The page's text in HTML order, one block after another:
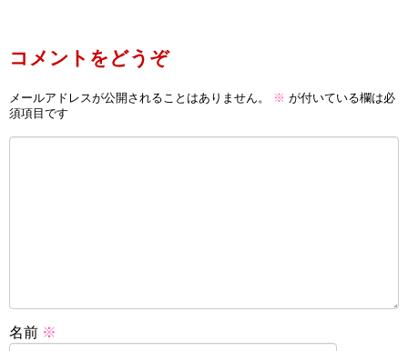
コメントをどうぞ
メールアドレスが公開されることはありません。 ※ が付いている欄は必
須項目です
名前 ※